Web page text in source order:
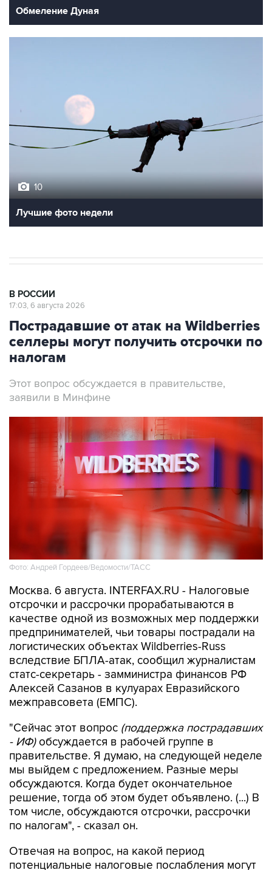
Обмеление Дуная
10
Лучшие фото недели
В РОССИИ
17:03, 6 августа 2026
Пострадавшие от атак на Wildberries
селлеры могут получить отсрочки по
налогам
Этот вопрос обсуждается в правительстве,
заявили в Минфине
Фото: Андрей Гордеев/Ведомости/ТАСС
Москва. 6 августа. INTERFAX.RU - Налоговые
отсрочки и рассрочки прорабатываются в
качестве одной из возможных мер поддержки
предпринимателей, чьи товары пострадали на
логистических объектах Wildberries-Russ
вследствие БПЛА-атак, сообщил журналистам
статс-секретарь - замминистра финансов РФ
Алексей Сазанов в кулуарах Евразийского
межправсовета (ЕМПС).
"Сейчас этот вопрос (поддержка пострадавших
- ИФ)обсуждается в рабочей группе в
правительстве. Я думаю, на следующей неделе
мы выйдем с предложением. Разные меры
обсуждаются. Когда будет окончательное
решение, тогда об этом будет объявлено. (...) В
том числе, обсуждаются отсрочки, рассрочки
по налогам", - сказал он.
Отвечая на вопрос, на какой период
потенциальные налоговые послабления могут